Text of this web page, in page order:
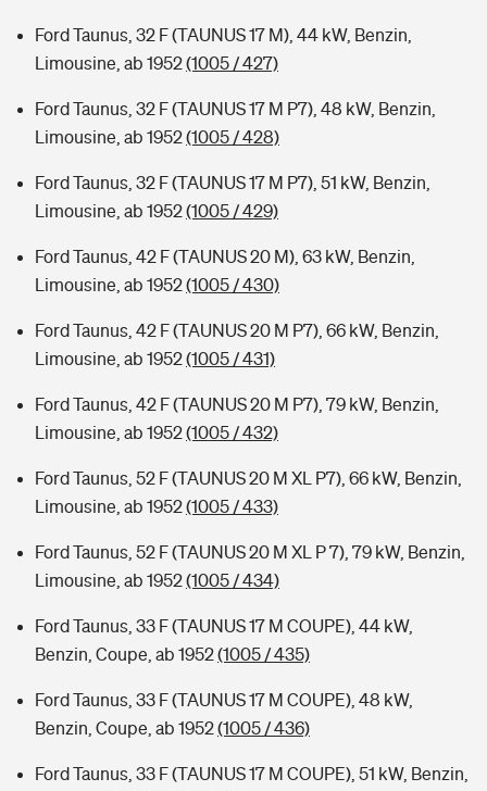
Ford Taunus, 32 F (TAUNUS 17 M), 44 kW, Benzin,
Limousine, ab 1952(1005 / 427)
Ford Taunus, 32 F (TAUNUS 17 M P7), 48 kW, Benzin,
Limousine, ab 1952(1005 / 428)
Ford Taunus, 32 F (TAUNUS 17 M P7), 51 kW, Benzin,
Limousine, ab 1952(1005 / 429)
Ford Taunus, 42 F (TAUNUS 20 M), 63 kW, Benzin,
Limousine, ab 1952(1005 / 430)
Ford Taunus, 42 F (TAUNUS 20 M P7), 66 kW, Benzin,
Limousine, ab 1952(1005 / 431)
Ford Taunus, 42 F (TAUNUS 20 M P7), 79 kW, Benzin,
Limousine, ab 1952(1005 / 432)
Ford Taunus, 52 F (TAUNUS 20 M XL P7), 66 kW, Benzin,
Limousine, ab 1952(1005 / 433)
Ford Taunus, 52 F (TAUNUS 20 M XL P 7), 79 kW, Benzin,
Limousine, ab 1952(1005 / 434)
Ford Taunus, 33 F (TAUNUS 17 M COUPE), 44 kW,
Benzin, Coupe, ab 1952(1005 / 435)
Ford Taunus, 33 F (TAUNUS 17 M COUPE), 48 kW,
Benzin, Coupe, ab 1952(1005 / 436)
Ford Taunus, 33 F (TAUNUS 17 M COUPE), 51 kW, Benzin,